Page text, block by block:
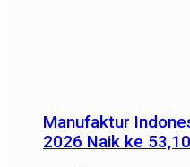
Manufaktur
2026 Naik ke 53,10